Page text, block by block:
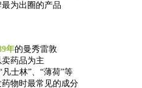
为出圈的产品
年的曼秀雷敦
药品为主
士林”、“薄荷”等
物时最常见的成分